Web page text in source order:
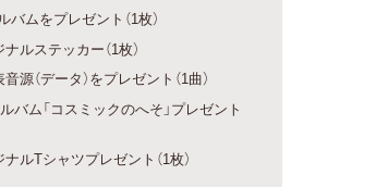
バムをプレゼント（1枚）
ルステッカー（1枚）
源（データ）をプレゼント（1曲）
バム「コスミックのへそ」プレゼント
ルTシャツプレゼント（1枚）